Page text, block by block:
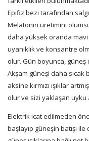
Epifiz bezi tarafından
Melatonin üretimini
daha yüksek oranda mavi
uyanıklık ve konsantre
olur. Gün boyunca, güneş
Akşam güneşi daha sıcak
aksine kırmızı ışıklar
olur ve sizi yaklaşan uyku
Elektrik icat edilmeden
başlayıp güneşin batışı